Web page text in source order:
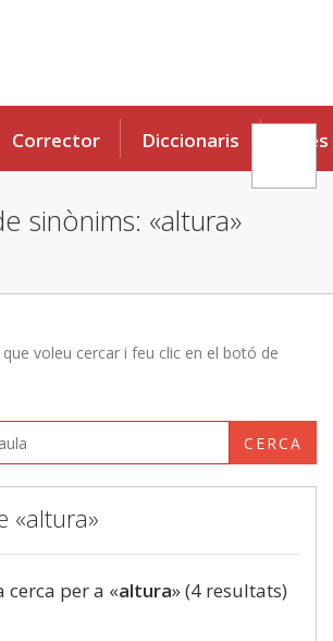
Corrector Diccionaris Eines
sinònims: «altura»
voleu cercar i feu clic en el botó de
CERCA
«altura»
cerca per a «altura» (4 resultats)